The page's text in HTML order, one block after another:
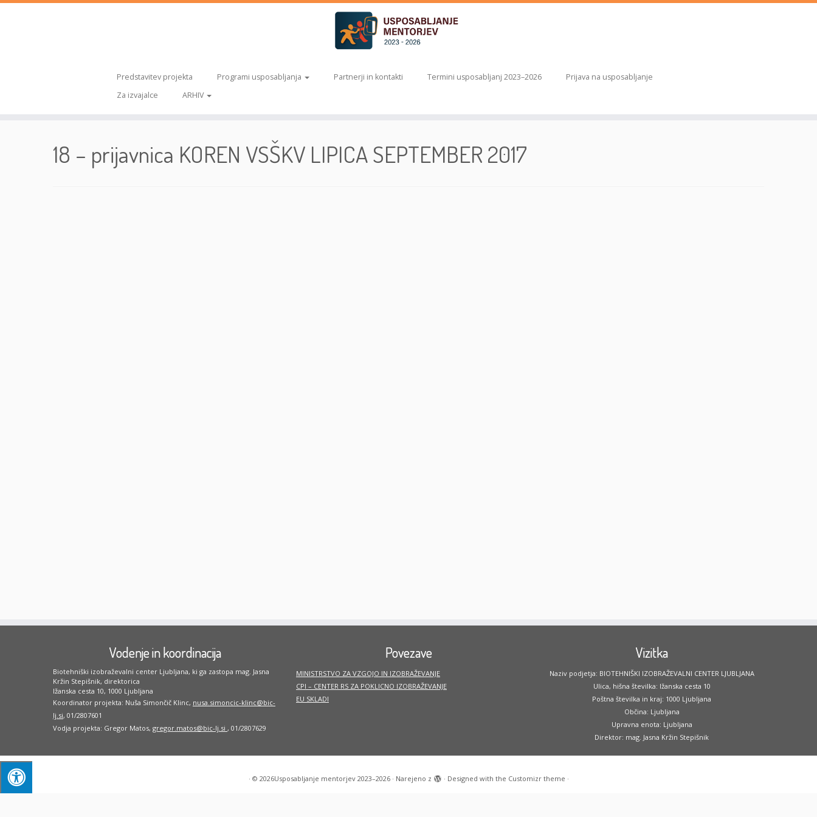
Predstavitev projekta Programi usposabljanja Partnerji in kontakti Termini usposabljanj 2023–2026
Prijava na usposabljanje
Za izvajalce
ARHIV
18 – prijavnica KOREN VSŠKV LIPICA SEPTEMBER 2017
Vodenje in koordinacija
Biotehniški izobraževalni center Ljubljana, ki ga zastopa mag. Jasna
Kržin Stepišnik, direktorica
Ižanska cesta 10, 1000 Ljubljana
Koordinator projekta: Nuša Simončič Klinc, nusa.simoncic-klinc@bic-
lj.si, 01/2807601
Vodja projekta: Gregor Matos, gregor.matos@bic-lj.si , 01/2807629
Povezave
MINISTRSTVO ZA VZGOJO IN IZOBRAŽEVANJE
CPI – CENTER RS ZA POKLICNO IZOBRAŽEVANJE
EU SKLADI
Vizitka
Naziv podjetja: BIOTEHNIŠKI IZOBRAŽEVALNI CENTER LJUBLJANA
Ulica, hišna številka: Ižanska cesta 10
Poštna številka in kraj: 1000 Ljubljana
Občina: Ljubljana
Upravna enota: Ljubljana
Direktor: mag. Jasna Kržin Stepišnik
· © 2026Usposabljanje mentorjev 2023–2026· Narejeno z · Designed with the Customizr theme ·